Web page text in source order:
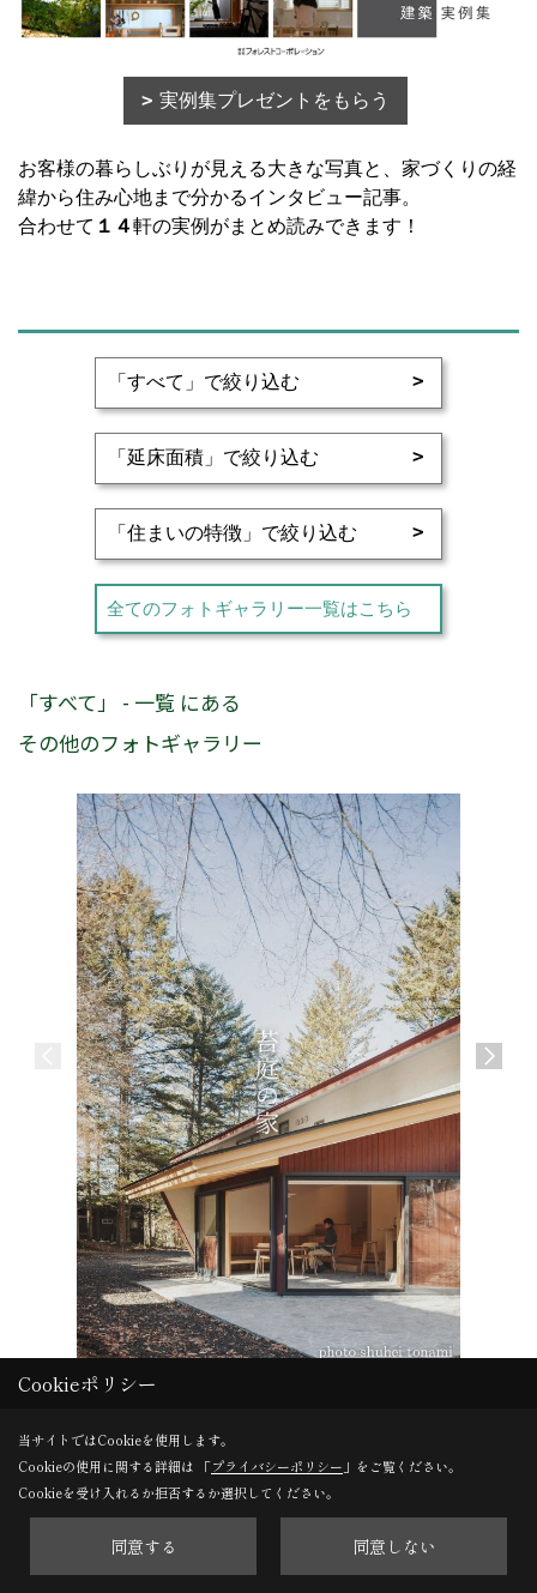
実例集プレゼントをもらう
お客様の暮らしぶりが見える大きな写真と、家づくりの経
緯から住み心地まで分かるインタビュー記事。
合わせて １４軒の実例がまとめ読みできます！
全てのフォトギャラリー一覧はこちら
「すべて」 - 一覧 にある
その他のフォトギャラリー
苔庭の家
軽井沢町 F様邸
Cookieポリシー
当サイトではCookieを使用します。
Cookieの使用に関する詳細は 「プライバシーポリシー 」をご覧ください。
Cookieを受け入れるか拒否するか選択してください。
同意する 同意しない